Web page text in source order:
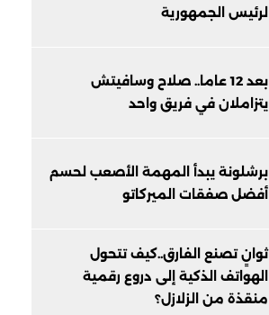
لرئيس الجمهورية
بعد 12 عاما.. صلاح وسافيتش
يتزاملان في فريق واحد
برشلونة يبدأ المهمة الأصعب لحسم
أفضل صفقات الميركاتو
ثوانٍ تصنع الفارق..كيف تتحول
الهواتف الذكية إلى دروع رقمية
منقذة من الزلازل؟